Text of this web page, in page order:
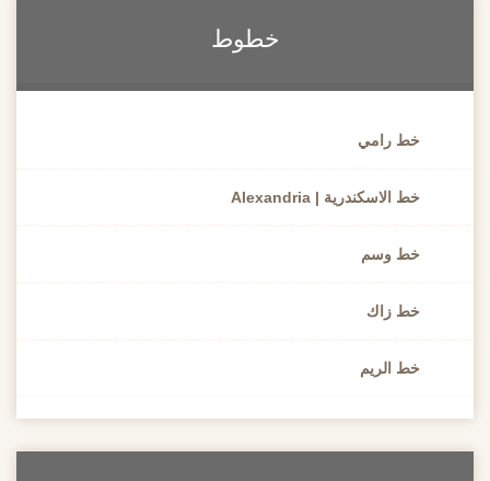
خطوط
خط رامي
خط الاسكندرية | Alexandria
خط وسم
خط زاك
خط الريم